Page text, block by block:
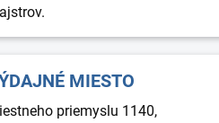
MIESTO
priemyslu 1140,